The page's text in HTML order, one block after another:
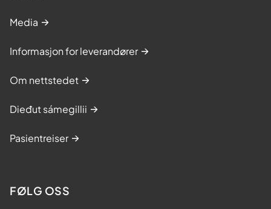
Media
Informasjon for leverandører
Om nettstedet
Dieđut sámegillii
Pasientreiser
FØLG OSS